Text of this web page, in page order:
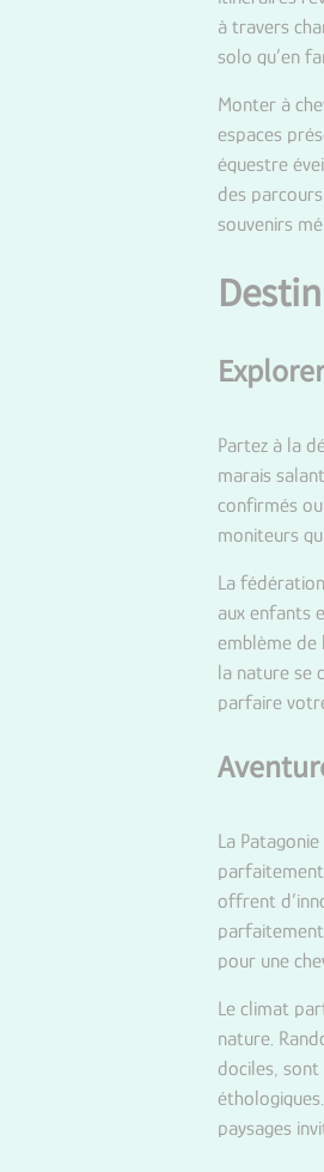
à travers
solo qu’en
Monter à
espaces
équestre
des
souvenirs
Partez à la
marais
confirmés
moniteurs
La
aux enfants
emblème de
la nature se
parfaire
La
parfaitement
offrent
pour une
Le climat
nature.
dociles,
paysages